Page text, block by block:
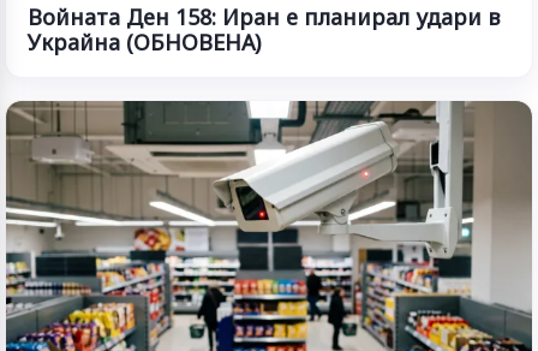
Войната Ден 158: Иран е планирал удари в
Украйна (ОБНОВЕНА)